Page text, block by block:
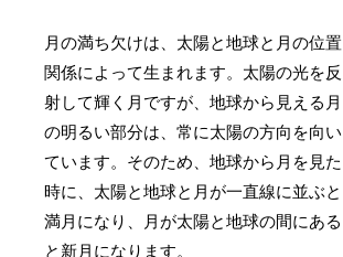
月の満ち欠けは、太陽と地球と月の位置
関係によって生まれます。太陽の光を反
射して輝く月ですが、地球から見える月
の明るい部分は、常に太陽の方向を向い
ています。そのため、地球から月を見た
時に、太陽と地球と月が一直線に並ぶと
満月になり、月が太陽と地球の間にある
と新月になります。